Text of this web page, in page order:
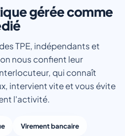
gérée comme
TPE, indépendants et
nous confient leur
qui connaît
intervient vite et vous évite
l'activité.
Virement bancaire